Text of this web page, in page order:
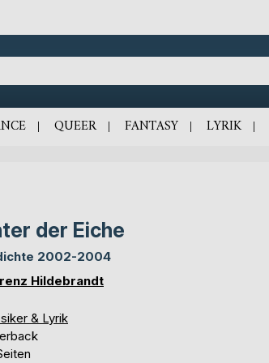
QUEER FANTASY LYRIK
der Eiche
2002-2004
Hildebrandt
& Lyrik